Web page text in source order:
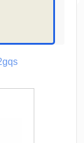
んのり青みを